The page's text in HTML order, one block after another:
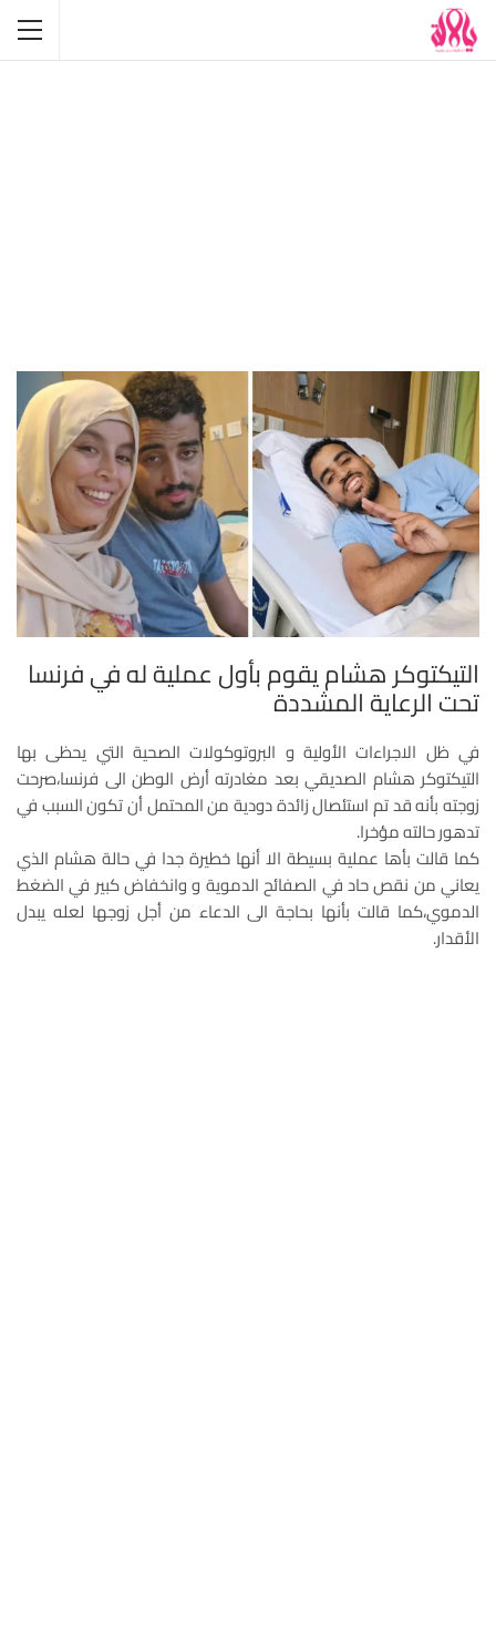
التيكتوكر هشام يقوم بأول عملية له في فرنسا
تحت الرعاية المشددة
في ظل الاجراءات الأولية و البروتوكولات الصحية التي يحظى بها
التيكتوكر هشام الصديقي بعد مغادرته أرض الوطن الى فرنسا،صرحت
زوجته بأنه قد تم استئصال زائدة دودية من المحتمل أن تكون السبب في
تدهور حالته مؤخرا.
كما قالت بأها عملية بسيطة الا أنها خطيرة جدا في حالة هشام الذي
يعاني من نقص حاد في الصفائح الدموية و وانخفاض كبير في الضغط
الدموي،كما قالت بأنها بحاجة الى الدعاء من أجل زوجها لعله يبدل
الأقدار.